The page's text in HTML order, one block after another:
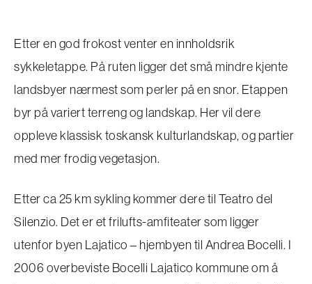
Etter en god frokost venter en innholdsrik
sykkeletappe. På ruten ligger det små mindre kjente
landsbyer nærmest som perler på en snor. Etappen
byr på variert terreng og landskap. Her vil dere
oppleve klassisk toskansk kulturlandskap, og partier
med mer frodig vegetasjon.
Etter ca 25 km sykling kommer dere til Teatro del
Silenzio. Det er et frilufts-amfiteater som ligger
utenfor byen Lajatico – hjembyen til Andrea Bocelli. I
2006 overbeviste Bocelli Lajatico kommune om å